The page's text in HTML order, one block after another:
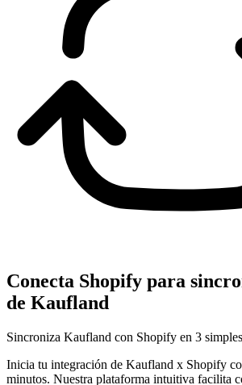
Conecta Shopify para
de Kaufland
Sincroniza Kaufland con Shopify en 3
Inicia tu integración de Kaufland x Shopify
minutos. Nuestra plataforma intuitiva facilita